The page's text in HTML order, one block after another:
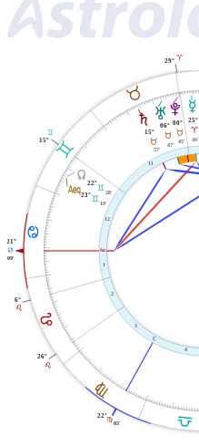
B
C
D
E
F
G
1
W
2
3
4
j
11
12
D
21°
09'
E
6°
E
26°
F
22°
05'
A
29°
C
15°
O
25°
A
36'
V
00°
B
45'
T
06°
B
47'
S
15°
B
57'
Y 22°
C
28'
l23°
C
19'